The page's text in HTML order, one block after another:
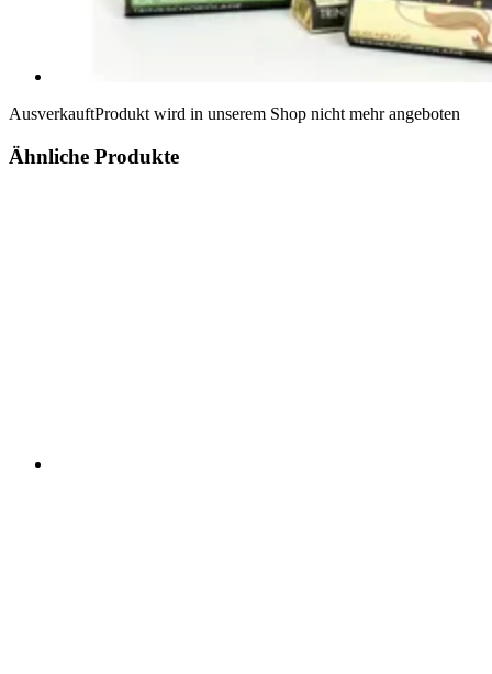
AusverkauftProdukt wird in unserem Shop nicht mehr angeboten
Ähnliche Produkte